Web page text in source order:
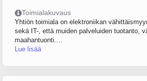
Toimialakuvaus
Yhtiön toimiala on elektroniikan
sekä IT-, että muiden palveluiden tuotanto,
maahantuonti....
Lue lisää